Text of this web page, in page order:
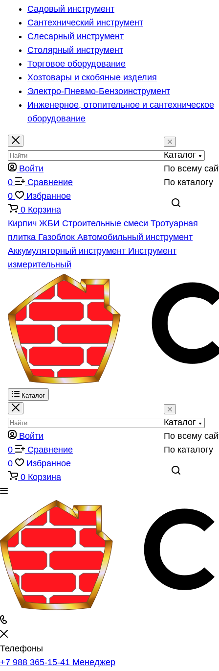
Садовый инструмент
Сантехнический инструмент
Слесарный инструмент
Столярный инструмент
Торговое оборудование
Хозтовары и скобяные изделия
Электро-Пневмо-Бензоинструмент
Инженерное, отопительное и сантехническое
оборудование
Каталог
По всему
По каталогу
Войти
0
Сравнение
0
Избранное
0 Корзина
Кирпич ЖБИ Строительные смеси Тротуарная
плитка Газоблок Автомобильный инструмент
Аккумуляторный инструмент Инструмент
измерительный
Каталог
Каталог
По всему
По каталогу
Войти
0
Сравнение
0
Избранное
0 Корзина
Телефоны
+7 988 365-15-41 Менеджер